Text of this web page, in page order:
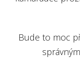
Bude to moc